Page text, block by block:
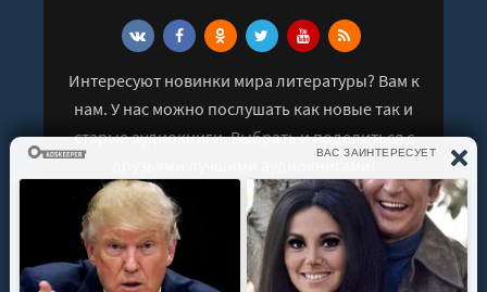
Интересуют новинки мира литературы? Вам к
нам. У нас можно послушать как новые так и
старые аудиокниги. Выбрать и поделиться с
© 2021 - 2026 kniga-audio.net. Все права